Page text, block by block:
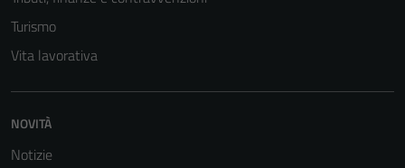
Turismo
Vita lavorativa
NOVITÀ
Notizie